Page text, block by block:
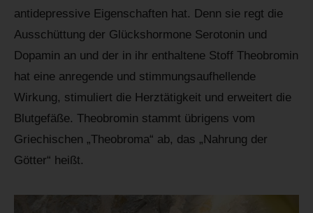
antidepressive Eigenschaften hat. Denn sie regt die
Ausschüttung der Glückshormone Serotonin und
Dopamin an und der in ihr enthaltene Stoff Theobromin
hat eine anregende und stimmungsaufhellende
Wirkung, stimuliert die Herztätigkeit und erweitert die
Blutgefäße. Theobromin stammt übrigens vom
Griechischen „Theobroma“ ab, das „Nahrung der
Götter“ heißt.